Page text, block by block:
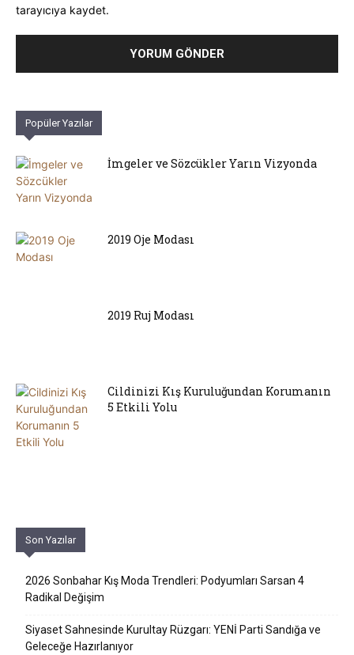
tarayıcıya kaydet.
Popüler Yazılar
İmgeler ve Sözcükler Yarın Vizyonda
2019 Oje Modası
2019 Ruj Modası
Cildinizi Kış Kuruluğundan Korumanın
5 Etkili Yolu
Son Yazılar
2026 Sonbahar Kış Moda Trendleri: Podyumları Sarsan 4
Radikal Değişim
Siyaset Sahnesinde Kurultay Rüzgarı: YENİ Parti Sandığa ve
Geleceğe Hazırlanıyor